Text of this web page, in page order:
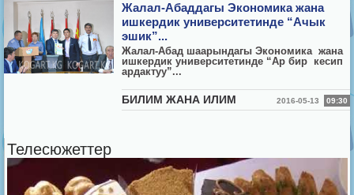
Жалал-Абаддагы Экономика жана
ишкердик университетинде “Ачык
эшик”...
Жалал-Абад шаарындагы Экономика жана
ишкердик университетинде “Ар бир кесип
ардактуу”...
БИЛИМ ЖАНА ИЛИМ 2016-05-13 09:30
Телесюжеттер